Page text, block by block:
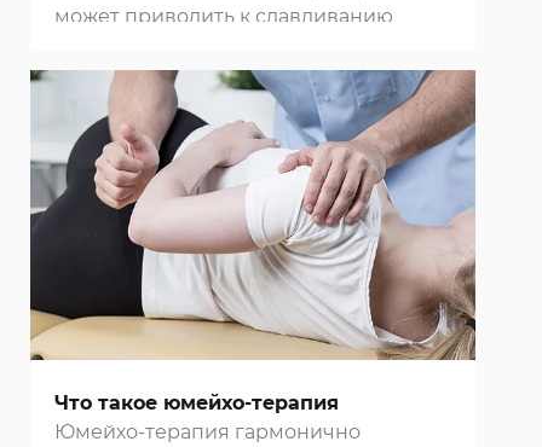
может приводить к сдавливанию
Москвемы используем разные
методы для лечения этого
заболевания, в том числе и
апитерапию.
Что такое юмейхо-терапия
Юмейхо-терапия гармонично